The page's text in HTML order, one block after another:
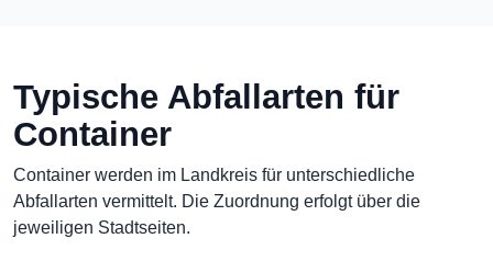
Typische Abfallarten für
Container
Container werden im Landkreis für unterschiedliche
Abfallarten vermittelt. Die Zuordnung erfolgt über die
jeweiligen Stadtseiten.